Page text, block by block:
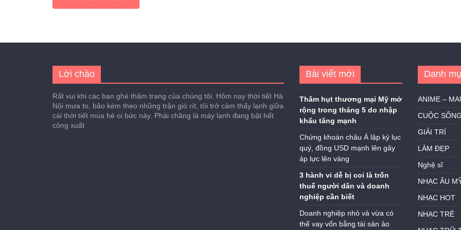
Lời chào
Rất vui khi các bạn ghé thăm trang của chúng tôi. Hôm nay thời tiết Hà
Nội mưa to, bão kèm theo những trận gió rít, tôi trở cảm thấy lạnh giữa
cái thời tiết mùa hè oi bức này. Phải chăng là máy lạnh đang bật hết
công xuất
Bài viết mới
Thâm hụt thương mại Mỹ mở
rộng trong tháng 5 do nhập
khẩu tăng mạnh
Chứng khoán châu Á lập kỷ lục
quý, đồng USD mạnh lên gây
áp lực lên vàng
3 hành vi dễ bị coi là trốn
thuế người dân và doanh
nghiệp cần biết
Doanh nghiệp nhỏ và vừa có
thể vay vốn bằng tài sản ảo
Danh
ANIME –
CUỘC SỐNG
GIẢI TRÍ
LÀM ĐẸP
Nghệ sĩ
NHẠC ÂU
NHẠC HOT
NHẠC TRẺ